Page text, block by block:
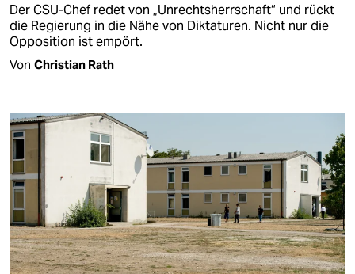
Der CSU-Chef redet von „Unrechtsherrschaft“ und rückt
die Regierung in die Nähe von Diktaturen. Nicht nur die
Opposition ist empört.
Von Christian Rath